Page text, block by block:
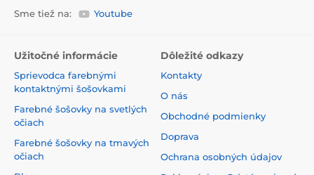
Sme tiež na: Youtube
Užitočné informácie
Sprievodca farebnými
kontaktnými šošovkami
Farebné šošovky na svetlých
očiach
Farebné šošovky na tmavých
očiach
Dôležité odkazy
Kontakty
O nás
Obchodné podmienky
Doprava
Ochrana osobných údajov